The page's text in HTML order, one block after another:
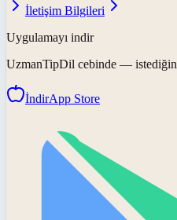
İletişim Bilgileri
Uygulamayı indir
UzmanTipDil cebinde — istediğin
İndirApp Store